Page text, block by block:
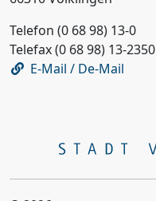
Telefon (0 68 98) 13-0
Telefax (0 68 98) 13-2350
E-Mail / De-Mail